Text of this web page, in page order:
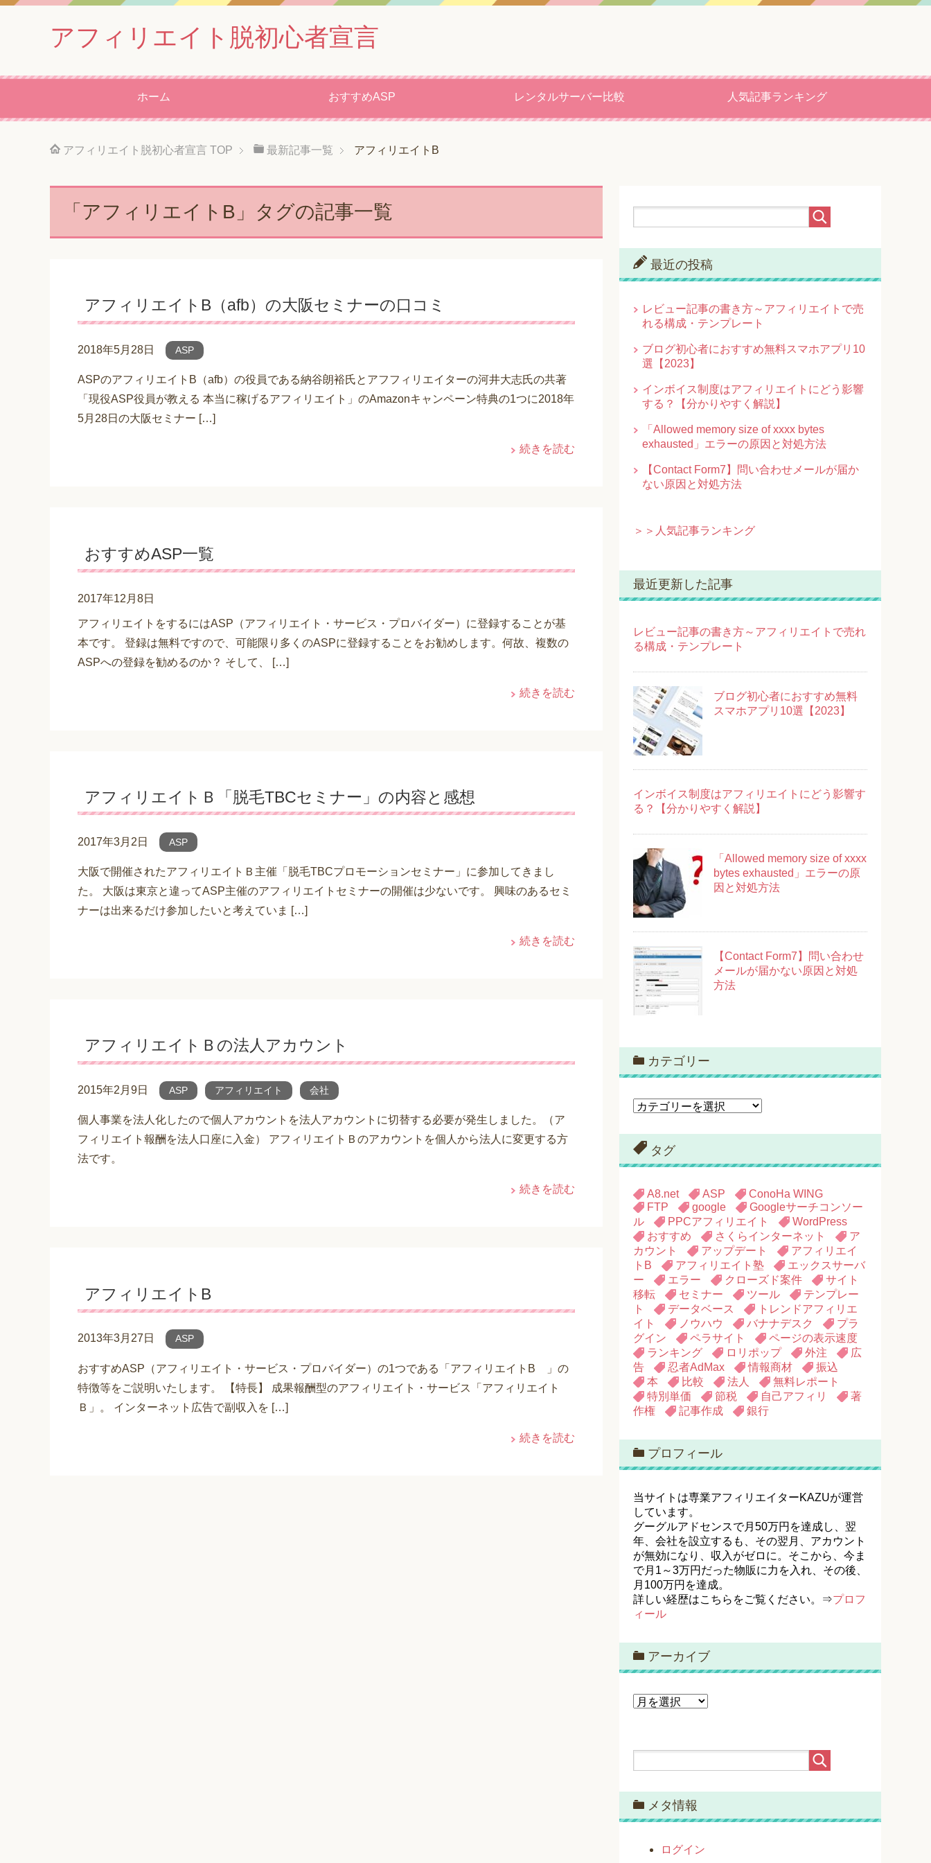
アフィリエイト脱初心者宣言
ホーム おすすめASP レンタルサーバー比較 人気記事ランキング
アフィリエイト脱初心者宣言 TOP 最新記事一覧 アフィリエイトB
「アフィリエイトB」タグの記事一覧
アフィリエイトB（afb）の大阪セミナーの口コミ
2018年5月28日 ASP
ASPのアフィリエイトB（afb）の役員である納谷朗裕氏とアフフィリエイターの河井大志氏の共著
「現役ASP役員が教える 本当に稼げるアフィリエイト」のAmazonキャンペーン特典の1つに2018年
5月28日の大阪セミナー […]
続きを読む
おすすめASP一覧
2017年12月8日
アフィリエイトをするにはASP（アフィリエイト・サービス・プロバイダー）に登録することが基
本です。 登録は無料ですので、可能限り多くのASPに登録することをお勧めします。何故、複数の
ASPへの登録を勧めるのか？ そして、 […]
続きを読む
アフィリエイトＢ「脱毛TBCセミナー」の内容と感想
2017年3月2日 ASP
大阪で開催されたアフィリエイトＢ主催「脱毛TBCプロモーションセミナー」に参加してきまし
た。 大阪は東京と違ってASP主催のアフィリエイトセミナーの開催は少ないです。 興味のあるセミ
ナーは出来るだけ参加したいと考えていま […]
続きを読む
アフィリエイトＢの法人アカウント
2015年2月9日 ASP アフィリエイト 会社
個人事業を法人化したので個人アカウントを法人アカウントに切替する必要が発生しました。（ア
フィリエイト報酬を法人口座に入金） アフィリエイトＢのアカウントを個人から法人に変更する方
法です。
続きを読む
アフィリエイトB
2013年3月27日 ASP
おすすめASP（アフィリエイト・サービス・プロバイダー）の1つである「アフィリエイトB 」の
特徴等をご説明いたします。 【特長】 成果報酬型のアフィリエイト・サービス「アフィリエイト
Ｂ」。 インターネット広告で副収入を […]
続きを読む
最近の投稿
レビュー記事の書き方～アフィリエイトで売
れる構成・テンプレート
ブログ初心者におすすめ無料スマホアプリ10
選【2023】
インボイス制度はアフィリエイトにどう影響
する？【分かりやすく解説】
「Allowed memory size of xxxx bytes
exhausted」エラーの原因と対処方法
【Contact Form7】問い合わせメールが届か
ない原因と対処方法
＞＞人気記事ランキング
最近更新した記事
レビュー記事の書き方～アフィリエイトで売れ
る構成・テンプレート
ブログ初心者におすすめ無料
スマホアプリ10選【2023】
インボイス制度はアフィリエイトにどう影響す
る？【分かりやすく解説】
「Allowed memory size of xxxx
bytes exhausted」エラーの原
因と対処方法
【Contact Form7】問い合わせ
メールが届かない原因と対処
方法
カテゴリー
カ
ゴ
リ
ー
タグ
A8.net ASP
ConoHa WING
FTP
google
Googleサーチコンソー
ル
PPCアフィリエイト
WordPress
おすすめ
さくらインターネット
ア
カウント
アップデート
アフィリエイ
トB
アフィリエイト塾
エックスサーバ
ー
エラー クローズド案件
サイト
移転
セミナー ツール
テンプレー
ト
データベース
トレンドアフィリエ
イト
ノウハウ バナナデスク
プラ
グイン
ペラサイト
ページの表示速度
ランキング
ロリポップ 外注
広
告
忍者AdMax 情報商材
振込
本
比較 法人
無料レポート
特別単価
節税 自己アフィリ
著
作権
記事作成 銀行
プロフィール
当サイトは専業アフィリエイターKAZUが運営
しています。
グーグルアドセンスで月50万円を達成し、翌
年、会社を設立するも、その翌月、アカウント
が無効になり、収入がゼロに。そこから、今ま
で月1～3万円だった物販に力を入れ、その後、
月100万円を達成。
詳しい経歴はこちらをご覧ください。⇒プロフ
ィール
アーカイブ
ア
メタ情報
ログイン